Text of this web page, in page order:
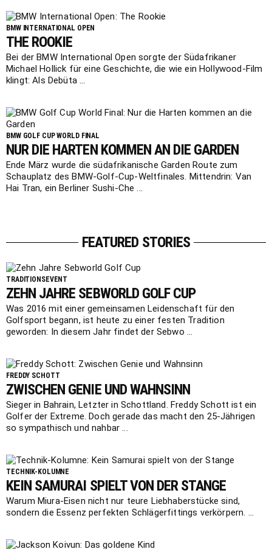
BMW INTERNATIONAL OPEN
THE ROOKIE
Bei der BMW International Open sorgte der Südafrikaner
Michael Hollick für eine Geschichte, die wie ein Hollywood-Film
klingt: Als Debüta ...
BMW GOLF CUP WORLD FINAL
NUR DIE HARTEN KOMMEN AN DIE GARDEN
Ende März wurde die südafrikanische Garden Route zum
Schauplatz des BMW-Golf-Cup-Weltfinales. Mittendrin: Van
Hai Tran, ein Berliner Sushi-Che ...
FEATURED STORIES
TRADITIONSEVENT
ZEHN JAHRE SEBWORLD GOLF CUP
Was 2016 mit einer gemeinsamen Leidenschaft für den
Golfsport begann, ist heute zu einer festen Tradition
geworden: In diesem Jahr findet der Sebwo ...
FREDDY SCHOTT
ZWISCHEN GENIE UND WAHNSINN
Sieger in Bahrain, Letzter in Schottland. Freddy Schott ist ein
Golfer der Extreme. Doch gerade das macht den 25-Jährigen
so sympathisch und nahbar ...
TECHNIK-KOLUMNE
KEIN SAMURAI SPIELT VON DER STANGE
Warum Miura-Eisen nicht nur teure Liebhaberstücke sind,
sondern die Essenz perfekten Schlägerfittings verkörpern. ...